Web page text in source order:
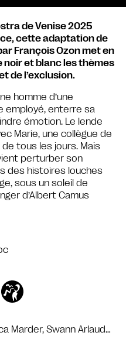
Marder, Swann Arlaud…
de Venise 2025
cette adaptation de
François Ozon met en
noir et blanc les thèmes
de l’exclusion.
homme d’une
employé, enterre sa
émotion. Le lende
Marie, une collègue de
de tous les jours. Mais
perturber son
des histoires louches
sous un soleil de
d’Albert Camus